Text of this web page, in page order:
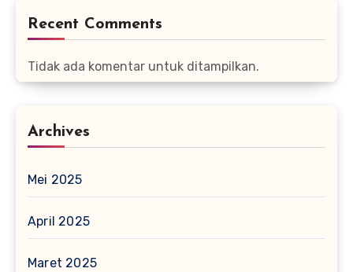
Recent Comments
Tidak ada komentar untuk ditampilkan.
Archives
Mei 2025
April 2025
Maret 2025